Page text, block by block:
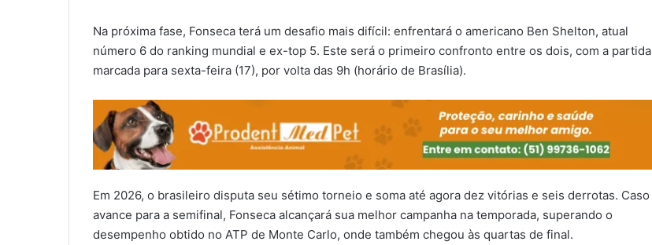
Na próxima fase, Fonseca terá um desafio mais difícil: enfrentará o americano Ben Shelton, atual
número 6 do ranking mundial e ex-top 5. Este será o primeiro confronto entre os dois, com a partida
marcada para sexta-feira (17), por volta das 9h (horário de Brasília).
Em 2026, o brasileiro disputa seu sétimo torneio e soma até agora dez vitórias e seis derrotas. Caso
avance para a semifinal, Fonseca alcançará sua melhor campanha na temporada, superando o
desempenho obtido no ATP de Monte Carlo, onde também chegou às quartas de final.